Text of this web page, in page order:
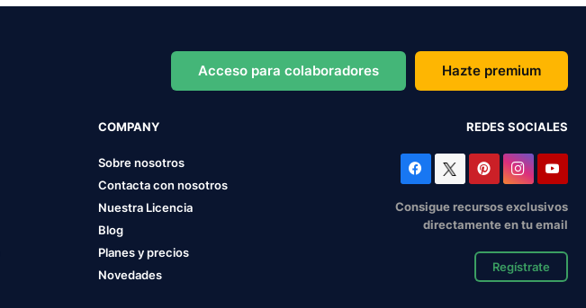
Acceso para colaboradores Hazte premium
COMPANY
Sobre nosotros
Contacta con nosotros
Nuestra Licencia
Blog
Planes y precios
Novedades
REDES SOCIALES
Consigue recursos exclusivos
directamente en tu email
Regístrate